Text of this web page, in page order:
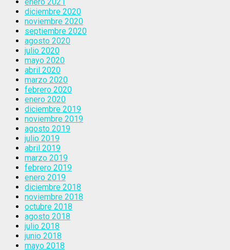
diciembre 2020
noviembre 2020
septiembre 2020
agosto 2020
julio 2020
mayo 2020
abril 2020
marzo 2020
febrero 2020
enero 2020
diciembre 2019
noviembre 2019
agosto 2019
julio 2019
abril 2019
marzo 2019
febrero 2019
enero 2019
diciembre 2018
noviembre 2018
octubre 2018
agosto 2018
julio 2018
junio 2018
mayo 2018